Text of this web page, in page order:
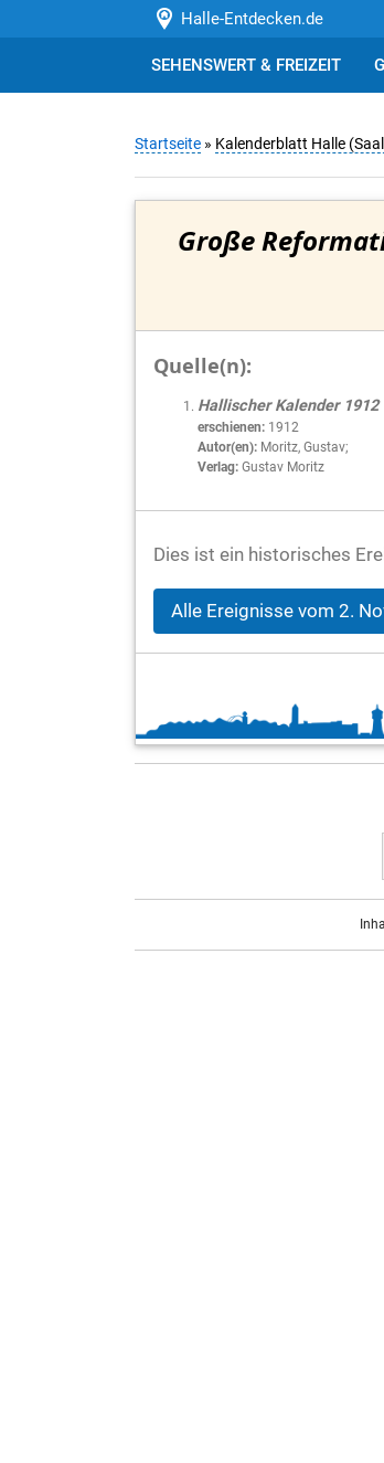
Halle-Entdecken.de
SEHENSWERT & FREIZEIT
Startseite » Kalenderblatt Halle
Große
Quelle(n):
Hallischer Kalender 1912
erschienen: 1912
Autor(en): Moritz, Gustav;
Verlag: Gustav Moritz
Dies ist ein historisches
Alle Ereignisse vom 2.